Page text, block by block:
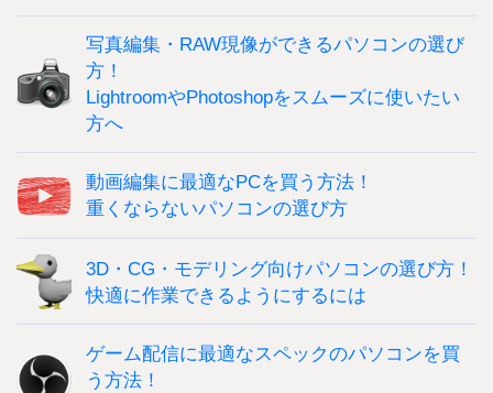
写真編集・RAW現像ができるパソコンの選び
方！
LightroomやPhotoshopをスムーズに使いたい
方へ
動画編集に最適なPCを買う方法！
重くならないパソコンの選び方
3D・CG・モデリング向けパソコンの選び方！
快適に作業できるようにするには
ゲーム配信に最適なスペックのパソコンを買
う方法！